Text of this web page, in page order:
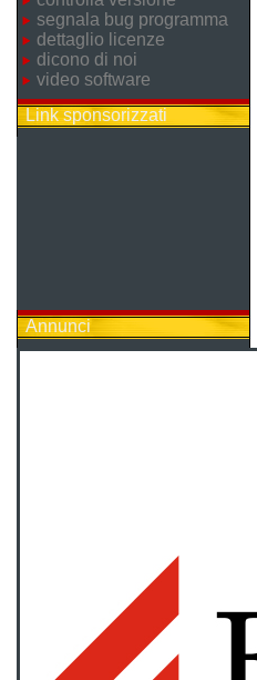
segnala bug programma
dettaglio licenze
dicono di noi
video software
Link sponsorizzati
Annunci